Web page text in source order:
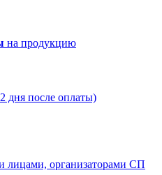
на продукцию
дня после оплаты)
лицами, организаторами СП